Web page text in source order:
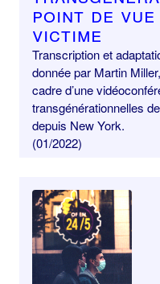
point de
victime
Transcription et
donnée par Martin
cadre d’une
transgénérationnelles
depuis New York.
(01/2022)